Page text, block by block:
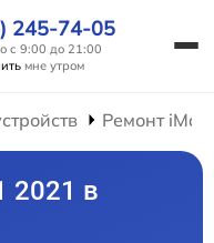
245-74-05
с 9:00 до 21:00
мне утром
Ремонт iMac
2021 в